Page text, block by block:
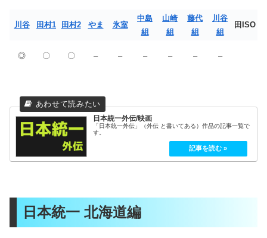
川谷 田村1 田村2 やま 氷室
中島
組
山崎
組
藤代
組
川谷
組
田ISO
◎ 〇 〇 – – – – – –
日本統一外伝/映画
「日本統一外伝」（外伝 と書いてある）作品の記事一覧で
す。
日本統一 北海道編